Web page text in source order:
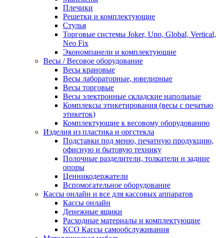
Плечики
Решетки и комплектующие
Стулья
Торговые системы Joker, Uno, Global, Vertical,
Neo Fix
Экономпанели и комплектующие
Весы / Весовое оборудование
Весы крановые
Весы лабораторные, ювелирные
Весы торговые
Весы электронные складские напольные
Комплексы этикетирования (весы с печатью
этикеток)
Комплектующие к весовому оборудованию
Изделия из пластика и оргстекла
Подставки под меню, печатную продукцию,
офисную и бытовую технику
Полочные разделители, толкатели и задние
опоры
Ценникодержатели
Вспомогательное оборудование
Кассы онлайн и все для кассовых аппаратов
Кассы онлайн
Денежные ящики
Расходные материалы и комплектующие
КСО Кассы самообслуживания